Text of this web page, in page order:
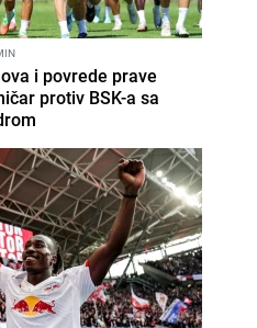
i povrede prave
protiv BSK-a sa